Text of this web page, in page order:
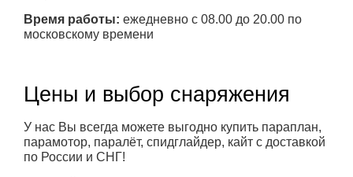
Время работы: ежедневно с 08.00 до 20.00 по
московскому времени
Цены и выбор снаряжения
У нас Вы всегда можете выгодно купить параплан,
парамотор, паралёт, спидглайдер, кайт с доставкой
по России и СНГ!